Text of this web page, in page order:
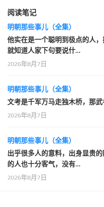
阅读笔记
明朝那些事儿（全集）
他实在是一个聪明到极点的人
就知道人家下句要说什…
2026年8月7日
明朝那些事儿（全集）
文考是千军万马走独木桥，那武
2026年8月7日
明朝那些事儿（全集）
出乎很多人的意料，出身显贵
的人也十分客气，没有…
2026年8月7日